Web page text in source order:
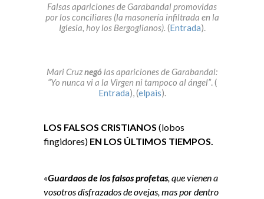
Falsas apariciones de Garabandal promovidas
por los conciliares (la masonería infiltrada en la
Iglesia, hoy los Bergoglianos). (Entrada).
Mari Cruznegó las apariciones de Garabandal:
“Yo nunca vi a la Virgen ni tampoco al ángel”. (
Entrada), (elpais).
LOS FALSOS CRISTIANOS (lobos
fingidores) EN LOS ÚLTIMOS TIEMPOS.
«Guardaos de los falsos profetas, que vienen a
vosotros disfrazados de ovejas, mas por dentro